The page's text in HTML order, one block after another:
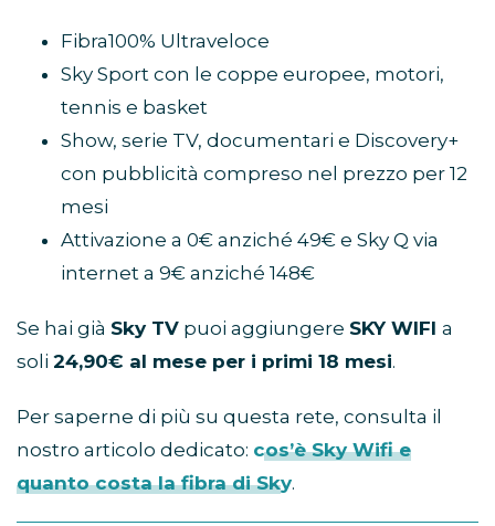
Fibra100% Ultraveloce
Sky Sport con le coppe europee, motori,
tennis e basket
Show, serie TV, documentari e Discovery+
con pubblicità compreso nel prezzo per 12
mesi
Attivazione a 0€ anziché 49€ e Sky Q via
internet a 9€ anziché 148€
Se hai già Sky TV puoi aggiungere SKY WIFI a
soli 24,90€ al mese per i primi 18 mesi.
Per saperne di più su questa rete, consulta il
nostro articolo dedicato: cos’è Sky Wifi e
quanto costa la fibra di Sky.